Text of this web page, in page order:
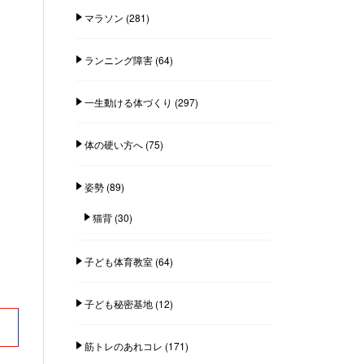
マラソン (281)
ランニング障害(64)
一生動ける体づくり (297)
体の硬い方へ(75)
姿勢(89)
猫背(30)
子ども体育教室(64)
子ども秘密基地(12)
筋トレのあれコレ (171)